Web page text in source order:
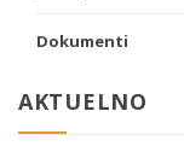
Dokumenti
AKTUELNO